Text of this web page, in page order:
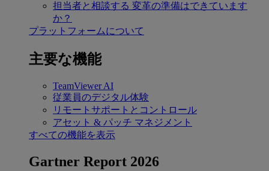
担当者と相談する 変革の準備はできています
か？
プラットフォームについて
主要な機能
TeamViewer AI
従業員のデジタル体験
リモートサポートとコントロール
アセット & パッチ マネジメント
すべての機能を表示
Gartner Report 2026